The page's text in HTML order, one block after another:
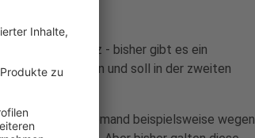
solchen Gesetz - bisher gibt es ein
beraten und soll in der zweiten
sorgen, dass niemand beispielsweise wegen